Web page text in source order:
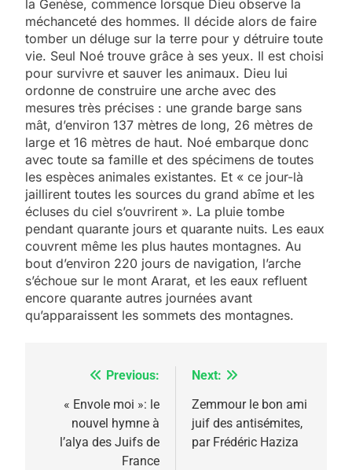
la Genèse, commence lorsque Dieu observe la
méchanceté des hommes. Il décide alors de faire
tomber un déluge sur la terre pour y détruire toute
vie. Seul Noé trouve grâce à ses yeux. Il est choisi
pour survivre et sauver les animaux. Dieu lui
ordonne de construire une arche avec des
mesures très précises : une grande barge sans
mât, d’environ 137 mètres de long, 26 mètres de
large et 16 mètres de haut. Noé embarque donc
avec toute sa famille et des spécimens de toutes
les espèces animales existantes. Et « ce jour-là
jaillirent toutes les sources du grand abîme et les
écluses du ciel s’ouvrirent ». La pluie tombe
pendant quarante jours et quarante nuits. Les eaux
couvrent même les plus hautes montagnes. Au
bout d’environ 220 jours de navigation, l’arche
s’échoue sur le mont Ararat, et les eaux refluent
encore quarante autres journées avant
qu’apparaissent les sommets des montagnes.
Navigation
l’article
Previous:
« Envole moi »: le
nouvel hymne à
l’alya des Juifs de
France
Next:
Zemmour le bon ami
juif des antisémites,
par Frédéric Haziza
2025, l’année la plus
meurtrière selon le
rapport d’ADL contre
FRANCE ISRAÉL
FIÈRE, DIGNE ET RÉSILIENTE :
POURQUOI JE REVENDIQUE
MA JUDAÏTE par Thérèse
Zrihen-Dvir
ISRAÉL JUDAISME